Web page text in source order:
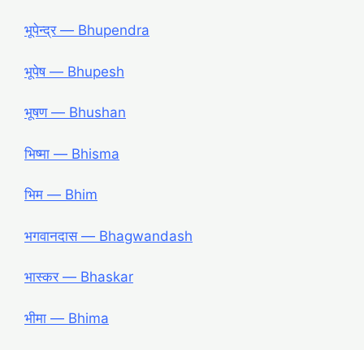
भूपेन्द्र — Bhupendra
भूपेष — Bhupesh
भूषण — Bhushan
भिष्मा — Bhisma
भिम — Bhim
भगवानदास — Bhagwandash
भास्कर — Bhaskar
भीमा — Bhima